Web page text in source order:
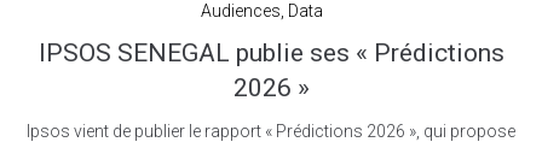
Audiences Data
IPSOS SENEGAL publie ses « Prédictions
2026 »
Ipsos vient de publier le rapport « Prédictions 2026 », qui propose